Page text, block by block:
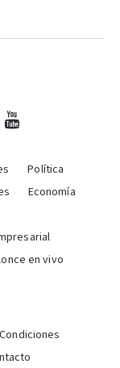
Política
Economía
en vivo